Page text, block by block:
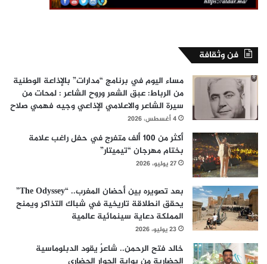
فن وثقافة
مساء اليوم في برنامج “مدارات” بالإذاعة الوطنية
من الرباط: عبق الشعر وروح الشاعر : لمحات من
سيرة الشاعر والاعلامي الإذاعي وجيه فهمي صلاح
4 أغسطس، 2026
أكثر من 100 ألف متفرج في حفل راغب علامة
بختام مهرجان “تيميتار”
27 يوليو، 2026
بعد تصويره بين أحضان المغرب.. “The Odyssey”
يحقق انطلاقة تاريخية في شباك التذاكر ويمنح
المملكة دعاية سينمائية عالمية
23 يوليو، 2026
خالد فتح الرحمن.. شاعرٌ يقود الدبلوماسية
الحضارية من بوابة الحوار الحضاري